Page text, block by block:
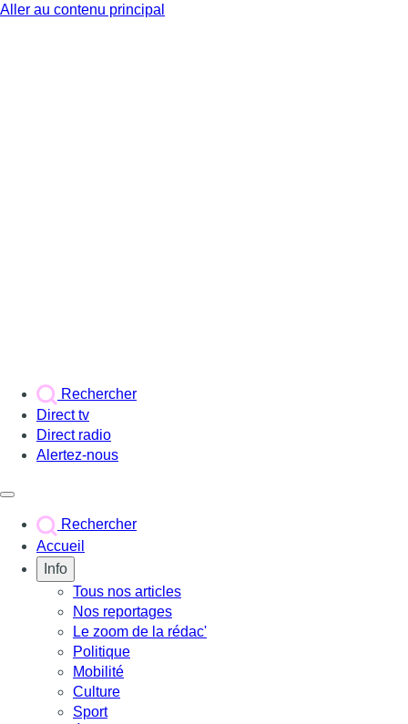
Aller au contenu principal
Rechercher
Direct tv
Direct radio
Alertez-nous
Rechercher
Accueil
Info
Tous nos articles
Nos reportages
Le zoom de la rédac'
Politique
Mobilité
Culture
Sport